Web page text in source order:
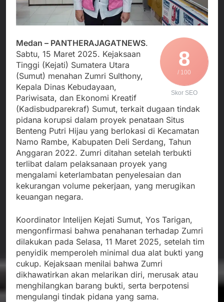
Edaran Disdik Jabar
Nasional TKBM: “Belum
Ada Keputusan Resmi”
Agustus 3, 2026
Menjalin Harmoni di
Tanah Sukaresmi: Kala
Gotong Royong
Menggerakkan Ekonomi
Desa
Korban Tenggelam di
Perairan Giligenting
Ditemukan, Polisi
Pastikan Penanganan
Berjalan Sesuai
Prosedur
Agustus 3, 2026
Kapolresta Sumenep
Sambut Kedatangan
Korban Evakuasi KM
Mutiara Sentosa 2 di
Pelabuhan Kalianget
Agustus 3, 2026
8
/ 100
Skor SEO
Medan – PANTHERAJAGATNEWS.
Sabtu, 15 Maret 2025. Kejaksaan
Tinggi (Kejati) Sumatera Utara
(Sumut) menahan Zumri Sulthony,
Kepala Dinas Kebudayaan,
Pariwisata, dan Ekonomi Kreatif
(Kadisbudparekraf) Sumut, terkait dugaan tindak
pidana korupsi dalam proyek penataan Situs
Benteng Putri Hijau yang berlokasi di Kecamatan
Namo Rambe, Kabupaten Deli Serdang, Tahun
Anggaran 2022. Zumri ditahan setelah terbukti
terlibat dalam pelaksanaan proyek yang
mengalami keterlambatan penyelesaian dan
kekurangan volume pekerjaan, yang merugikan
keuangan negara.
Koordinator Intelijen Kejati Sumut, Yos Tarigan,
mengonfirmasi bahwa penahanan terhadap Zumri
dilakukan pada Selasa, 11 Maret 2025, setelah tim
penyidik memperoleh minimal dua alat bukti yang
cukup. Kejaksaan menilai bahwa Zumri
dikhawatirkan akan melarikan diri, merusak atau
menghilangkan barang bukti, serta berpotensi
mengulangi tindak pidana yang sama.